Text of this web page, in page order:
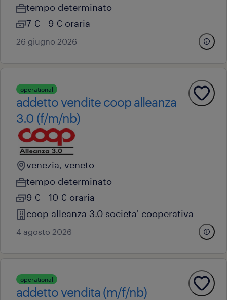
tempo determinato
7 € - 9 € oraria
26 giugno 2026
operational
addetto vendite coop alleanza
3.0 (f/m/nb)
venezia, veneto
tempo determinato
9 € - 10 € oraria
coop alleanza 3.0 societa' cooperativa
4 agosto 2026
operational
addetto vendita (m/f/nb)